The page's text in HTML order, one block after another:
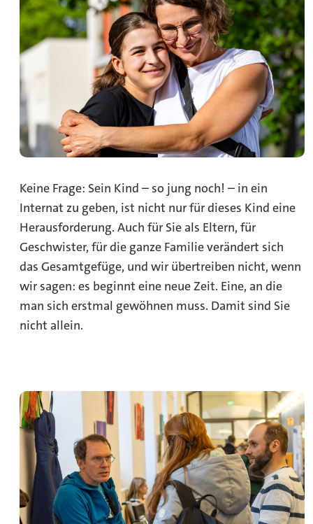
Keine Frage: Sein Kind – so jung noch! – in ein
Internat zu geben, ist nicht nur für dieses Kind eine
Herausforderung. Auch für Sie als Eltern, für
Geschwister, für die ganze Familie verändert sich
das Gesamtgefüge, und wir übertreiben nicht, wenn
wir sagen: es beginnt eine neue Zeit. Eine, an die
man sich erstmal gewöhnen muss. Damit sind Sie
nicht allein.